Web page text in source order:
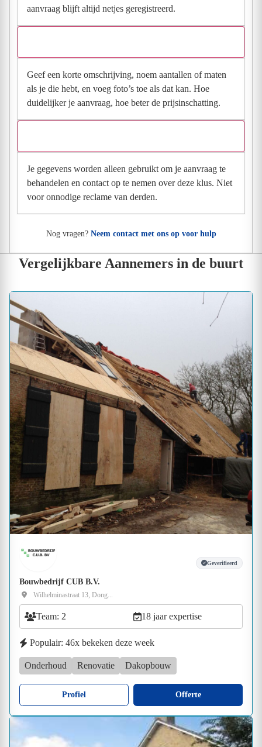
aanvraag blijft altijd netjes geregistreerd.
Geef een korte omschrijving, noem aantallen of maten
als je die hebt, en voeg foto’s toe als dat kan. Hoe
duidelijker je aanvraag, hoe beter de prijsinschatting.
Je gegevens worden alleen gebruikt om je aanvraag te
behandelen en contact op te nemen over deze klus. Niet
voor onnodige reclame van derden.
Nog vragen? Neem contact met ons op voor hulp
Vergelijkbare Aannemers in de buurt
Geverifieerd
Bouwbedrijf CUB B.V.
Wilhelminastraat 13, Dong...
Team: 2 18 jaar expertise
Populair: 46x bekeken deze week
Onderhoud Renovatie Dakopbouw
Profiel Offerte